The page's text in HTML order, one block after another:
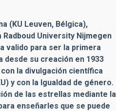
(KU Leuven, Bélgica),
University Nijmegen
valido para ser la primera
desde su creación en 1933
la divulgación científica
y con la Igualdad de género.
de las estrellas mediante la
enseñarles que se puede